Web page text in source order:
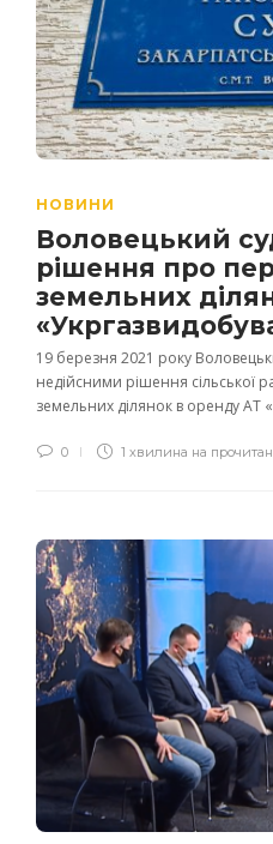
НОВИНИ
Воловецький
рішення про
земельних
19 березня 2021 року
недійсними рішення сільської
земельних ділянок в оренду АТ
0 1 хвилина на